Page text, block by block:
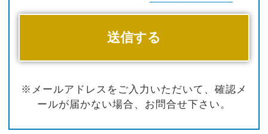
※メールアドレスをご入力いただいて、確認メ
ールが届かない場合、お問合せ下さい。